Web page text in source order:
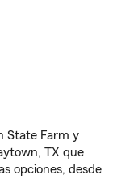
State Farm y
TX que
opciones, desde